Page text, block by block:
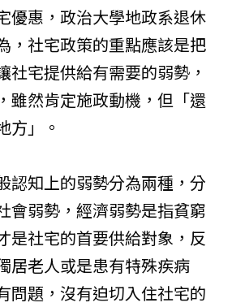
優惠，政治大學地政系退休
，社宅政策的重點應該是把
社宅提供給有需要的弱勢，
雖然肯定施政動機，但「還
方」。
認知上的弱勢分為兩種，分
會弱勢，經濟弱勢是指貧窮
是社宅的首要供給對象，反
居老人或是患有特殊疾病
問題，沒有迫切入住社宅的